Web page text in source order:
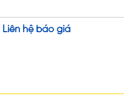
Liên hệ báo giá